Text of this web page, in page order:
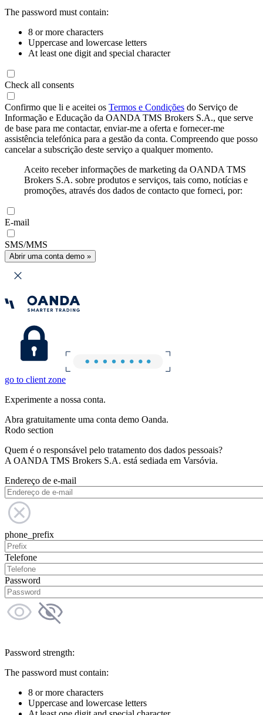
The password must contain:
8 or more characters
Uppercase and lowercase letters
At least one digit and special character
Check all consents
Confirmo que li e aceitei os Termos e Condições do Serviço de
Informação e Educação da OANDA TMS Brokers S.A., que serve
de base para me contactar, enviar-me a oferta e fornecer-me
assistência telefónica para a gestão da conta. Compreendo que posso
cancelar a subscrição deste serviço a qualquer momento.
Aceito receber informações de marketing da OANDA TMS
Brokers S.A. sobre produtos e serviços, tais como, notícias e
promoções, através dos dados de contacto que forneci, por:
E-mail
SMS/MMS
Abrir uma conta demo »
go to client zone
Experimente a nossa conta.
Abra gratuitamente uma conta demo Oanda.
Rodo section
Quem é o responsável pelo tratamento dos dados pessoais?
A OANDA TMS Brokers S.A. está sediada em Varsóvia.
Endereço de e-mail
phone_prefix
Telefone
Password
Password strength:
The password must contain:
8 or more characters
Uppercase and lowercase letters